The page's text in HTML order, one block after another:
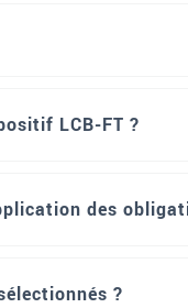
LCB-FT ?
des
?